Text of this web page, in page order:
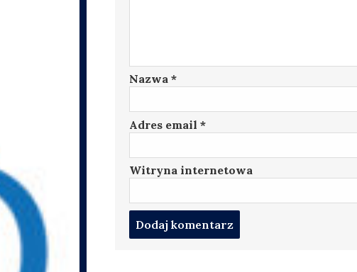
Nazwa *
Adres email *
Witryna internetowa